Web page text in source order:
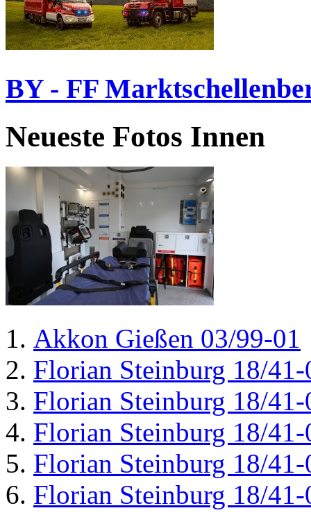
BY - FF
Neueste Fotos Innen
Akkon Gießen 03/99-01
Florian Steinburg 18/41-
Florian Steinburg 18/41-
Florian Steinburg 18/41-
Florian Steinburg 18/41-
Florian Steinburg 18/41-